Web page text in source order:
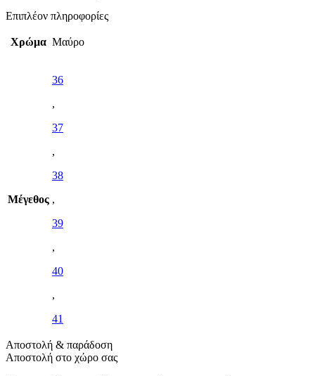
Επιπλέον πληροφορίες
Χρώμα Μαύρο
Μέγεθος
36
,
37
,
38
,
39
,
40
,
41
Αποστολή & παράδοση
Αποστολή στο χώρο σας